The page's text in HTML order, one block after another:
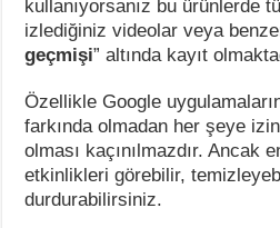
kullanıyorsanız bu ürünlerde
izlediğiniz videolar veya
geçmişi” altında kayıt
Özellikle Google
farkında olmadan her şeye
olması kaçınılmazdır. Ancak
etkinlikleri görebilir,
durdurabilirsiniz.